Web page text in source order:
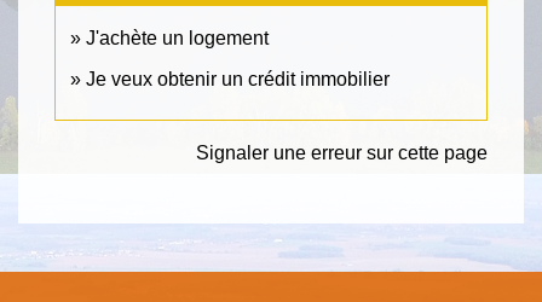
J'achète un logement
Je veux obtenir un crédit immobilier
Signaler une erreur sur cette page